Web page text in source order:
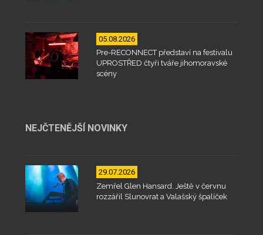
05.08.2026
Pre-RECONNECT představí na festivalu
UPROSTŘED čtyři tváře jihomoravské
scény
NEJČTENĚJŠÍ NOVINKY
29.07.2026
Zemřel Glen Hansard. Ještě v červnu
rozzářil Slunovrat a Valašský špalíček